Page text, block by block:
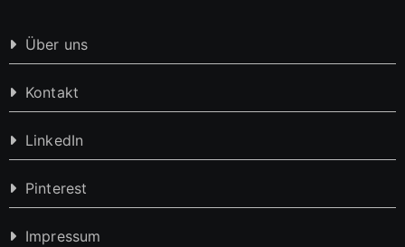
Über uns
Kontakt
LinkedIn
Pinterest
Impressum